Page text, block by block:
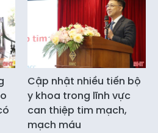
Cập nhật nhiều tiến bộ
y khoa trong lĩnh vực
can thiệp tim mạch,
mạch máu